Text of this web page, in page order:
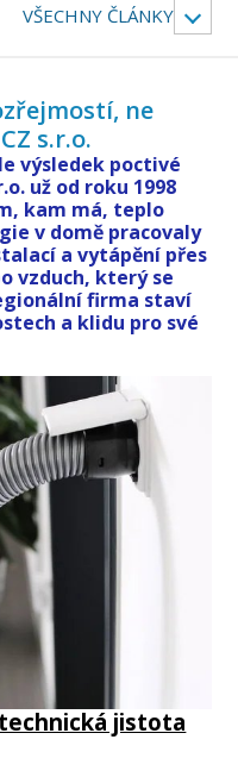
VŠECHNY ČLÁNKY
ne
s.r.o.
výsledek poctivé
už od roku 1998
kam má, teplo
v domě pracovaly
a vytápění přes
vzduch, který se
firma staví
a klidu pro své
technická jistota